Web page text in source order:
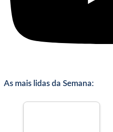
As mais lidas da Semana: